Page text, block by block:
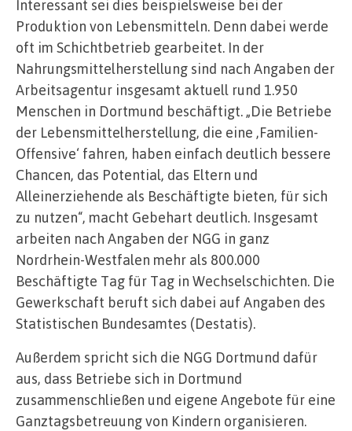
Interessant sei dies beispielsweise bei der
Produktion von Lebensmitteln. Denn dabei werde
oft im Schichtbetrieb gearbeitet. In der
Nahrungsmittelherstellung sind nach Angaben der
Arbeitsagentur insgesamt aktuell rund 1.950
Menschen in Dortmund beschäftigt. „Die Betriebe
der Lebensmittelherstellung, die eine ‚Familien-
Offensive‘ fahren, haben einfach deutlich bessere
Chancen, das Potential, das Eltern und
Alleinerziehende als Beschäftigte bieten, für sich
zu nutzen“, macht Gebehart deutlich. Insgesamt
arbeiten nach Angaben der NGG in ganz
Nordrhein-Westfalen mehr als 800.000
Beschäftigte Tag für Tag in Wechselschichten. Die
Gewerkschaft beruft sich dabei auf Angaben des
Statistischen Bundesamtes (Destatis).
Außerdem spricht sich die NGG Dortmund dafür
aus, dass Betriebe sich in Dortmund
zusammenschließen und eigene Angebote für eine
Ganztagsbetreuung von Kindern organisieren.